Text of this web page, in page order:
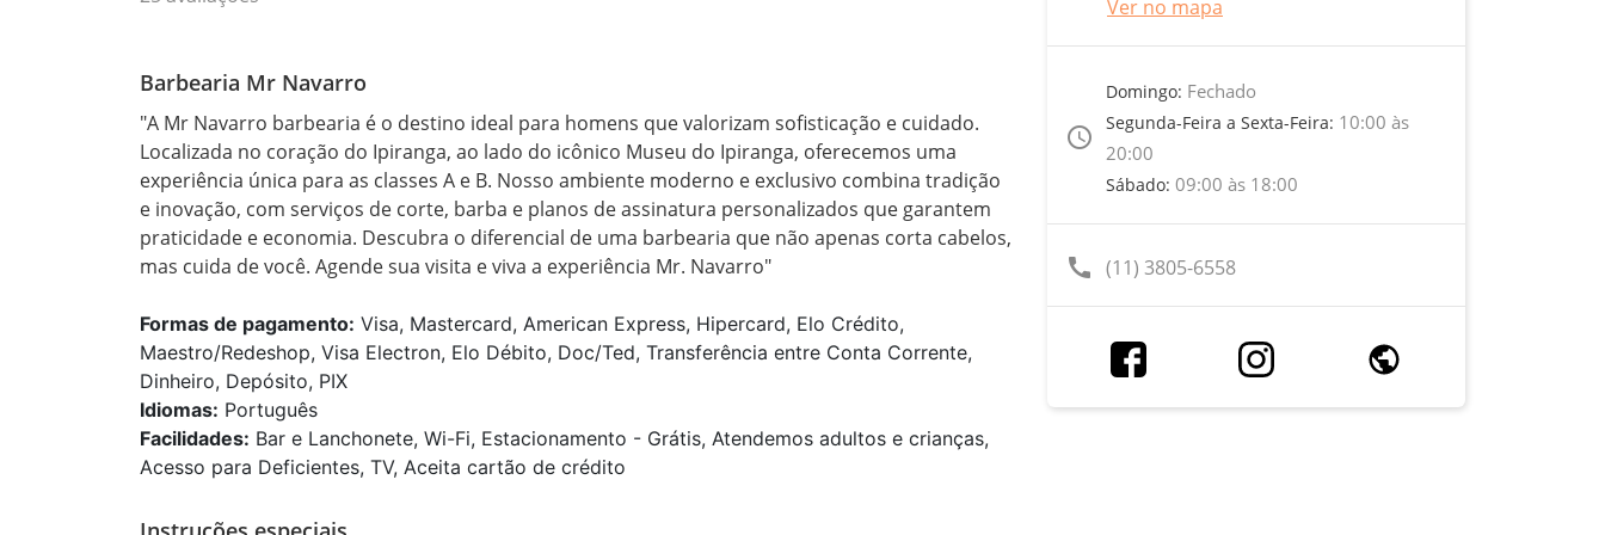
Barbearia Mr Navarro
"A Mr Navarro barbearia é o destino ideal para homens que valorizam sofisticação e cuidado.
Localizada no coração do Ipiranga, ao lado do icônico Museu do Ipiranga, oferecemos uma
experiência única para as classes A e B. Nosso ambiente moderno e exclusivo combina tradição
e inovação, com serviços de corte, barba e planos de assinatura personalizados que garantem
praticidade e economia. Descubra o diferencial de uma barbearia que não apenas corta cabelos,
mas cuida de você. Agende sua visita e viva a experiência Mr. Navarro"
Formas de pagamento: Visa, Mastercard, American Express, Hipercard, Elo Crédito,
Maestro/Redeshop, Visa Electron, Elo Débito, Doc/Ted, Transferência entre Conta Corrente,
Dinheiro, Depósito, PIX
Idiomas: Português
Facilidades: Bar e Lanchonete, Wi-Fi, Estacionamento - Grátis, Atendemos adultos e crianças,
Acesso para Deficientes, TV, Aceita cartão de crédito
Ver no mapa
access_time
Domingo: Fechado
Segunda-Feira a Sexta-Feira: 10:00 às
20:00
Sábado: 09:00 às 18:00
call (11) 3805-6558